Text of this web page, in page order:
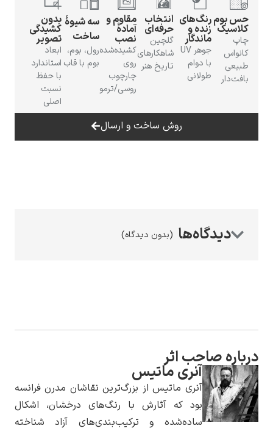
لودویگ دویچ
یوهانس فرمیر
پرفروش‌ترین
بومرنگ‌های
زنده و
ماندگار
جوهر UV
با دوام
طولانی
انتخاب
حرفه‌ای
گلچین
شاهکارهای
تاریخ هنر
مقاوم و
آمادهٔ
نصب
کشیده‌شده
روی
چارچوب
روسی/ترمو
سه شیوهٔ
ساخت
رول، بوم،
بوم با قاب
بدون
کشیدگی
تصویر
ابعاد
استاندارد
روش ساخت و ارسال
(بدون دیدگاه)
صاحب اثر
آنری ماتیس
آنری ماتیس از بزرگ‌ترین نقاشان مدرن فرانسه
بود که آثارش با رنگ‌های درخشان، اشکال
ساده‌شده و ترکیب‌بندی‌های آزاد شناخته